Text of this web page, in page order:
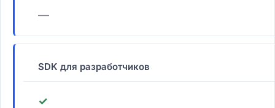
—
SDK для разработчиков
✓